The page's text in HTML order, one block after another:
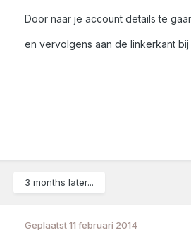
Door naar je account details te
en vervolgens aan de linkerkant
3 months later...
Geplaatst11 februari 2014